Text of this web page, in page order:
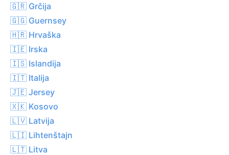
🇬🇷 Grčija
🇬🇬 Guernsey
🇭🇷 Hrvaška
🇮🇪 Irska
🇮🇸 Islandija
🇮🇹 Italija
🇯🇪 Jersey
🇽🇰 Kosovo
🇱🇻 Latvija
🇱🇮 Lihtenštajn
🇱🇹 Litva